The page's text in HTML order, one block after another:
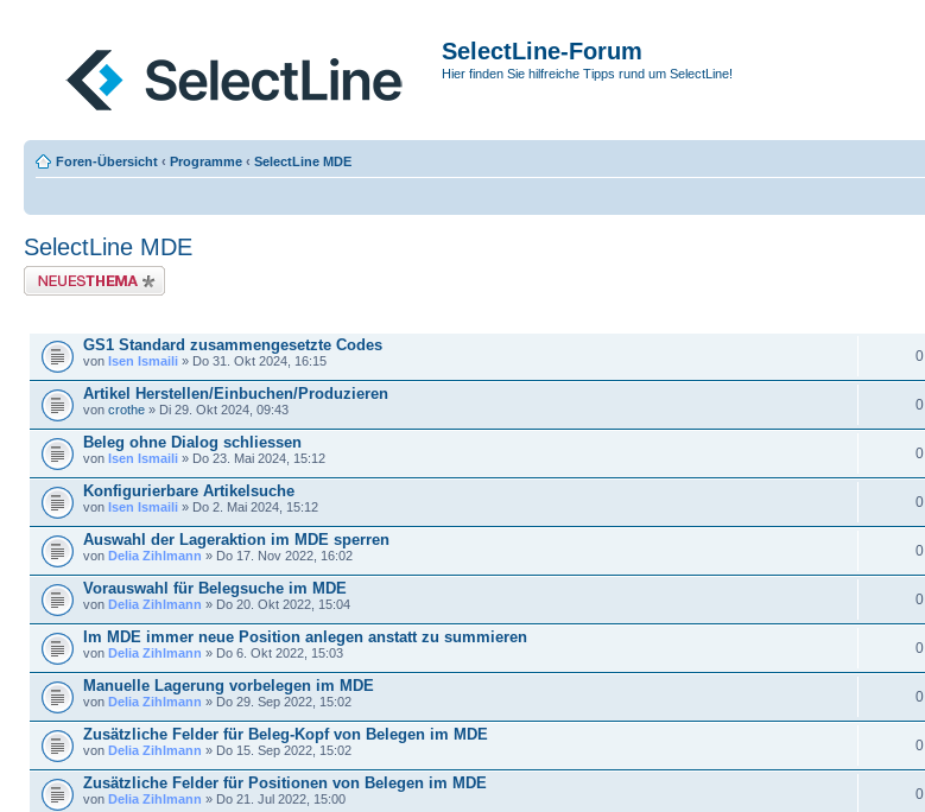
SelectLine-Forum
Hier finden Sie hilfreiche Tipps rund um SelectLine!
Foren-Übersicht ‹ Programme ‹ SelectLine MDE
SelectLine MDE
Neues Thema erstellen
GS1 Standard zusammengesetzte Codes
von Isen Ismaili » Do 31. Okt 2024, 16:15 0
Artikel Herstellen/Einbuchen/Produzieren
von crothe » Di 29. Okt 2024, 09:43 0
Beleg ohne Dialog schliessen
von Isen Ismaili » Do 23. Mai 2024, 15:12 0
Konfigurierbare Artikelsuche
von Isen Ismaili » Do 2. Mai 2024, 15:12 0
Auswahl der Lageraktion im MDE sperren
von Delia Zihlmann » Do 17. Nov 2022, 16:02 0
Vorauswahl für Belegsuche im MDE
von Delia Zihlmann » Do 20. Okt 2022, 15:04 0
Im MDE immer neue Position anlegen anstatt zu summieren
von Delia Zihlmann » Do 6. Okt 2022, 15:03 0
Manuelle Lagerung vorbelegen im MDE
von Delia Zihlmann » Do 29. Sep 2022, 15:02 0
Zusätzliche Felder für Beleg-Kopf von Belegen im MDE
von Delia Zihlmann » Do 15. Sep 2022, 15:02 0
Zusätzliche Felder für Positionen von Belegen im MDE
von Delia Zihlmann » Do 21. Jul 2022, 15:00 0